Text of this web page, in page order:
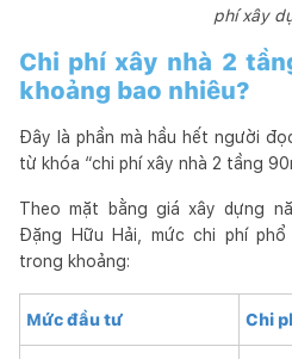
phí xây
Chi phí xây nhà 2
khoảng bao nhiêu?
Đây là phần mà hầu hết người
từ khóa “chi phí xây nhà 2 tầng
Theo mặt bằng giá xây dựng
Đặng Hữu Hải, mức chi phí
trong khoảng:
Mức đầu tư Chi